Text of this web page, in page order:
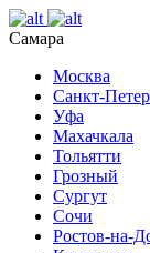
Самара
Москва
Санкт-
Уфа
Махачкала
Тольятти
Грозный
Сургут
Сочи
Ростов-на-